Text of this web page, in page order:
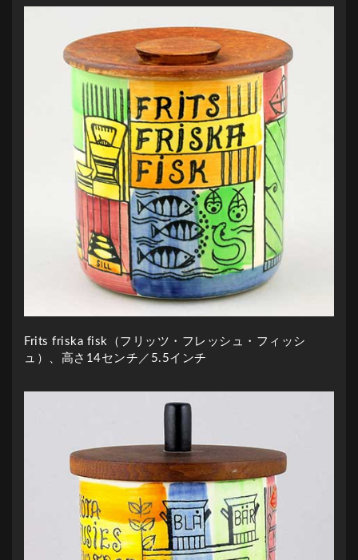
Frits friska fisk（フリッツ・フレッシュ・フィッシ
ュ）、高さ14センチ／5.5インチ